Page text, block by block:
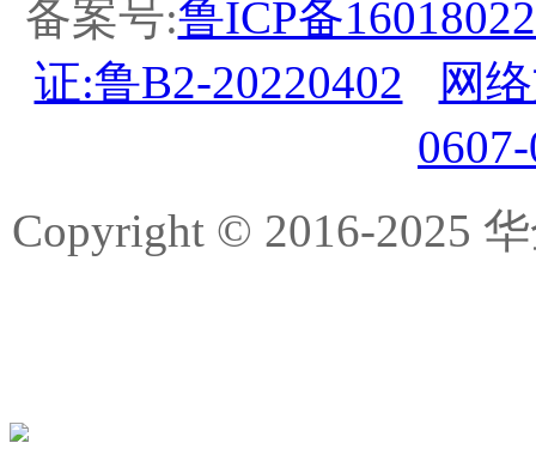
备案号:鲁ICP备
证:鲁B2-20220402
网
Copyright © 2016-2025